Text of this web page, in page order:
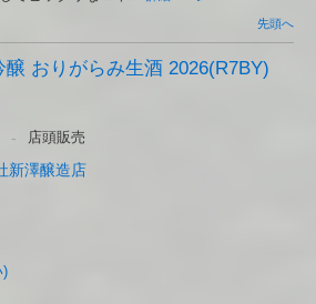
先頭へ
おりがらみ生酒 2026(R7BY)
- 店頭販売
新澤醸造店
)